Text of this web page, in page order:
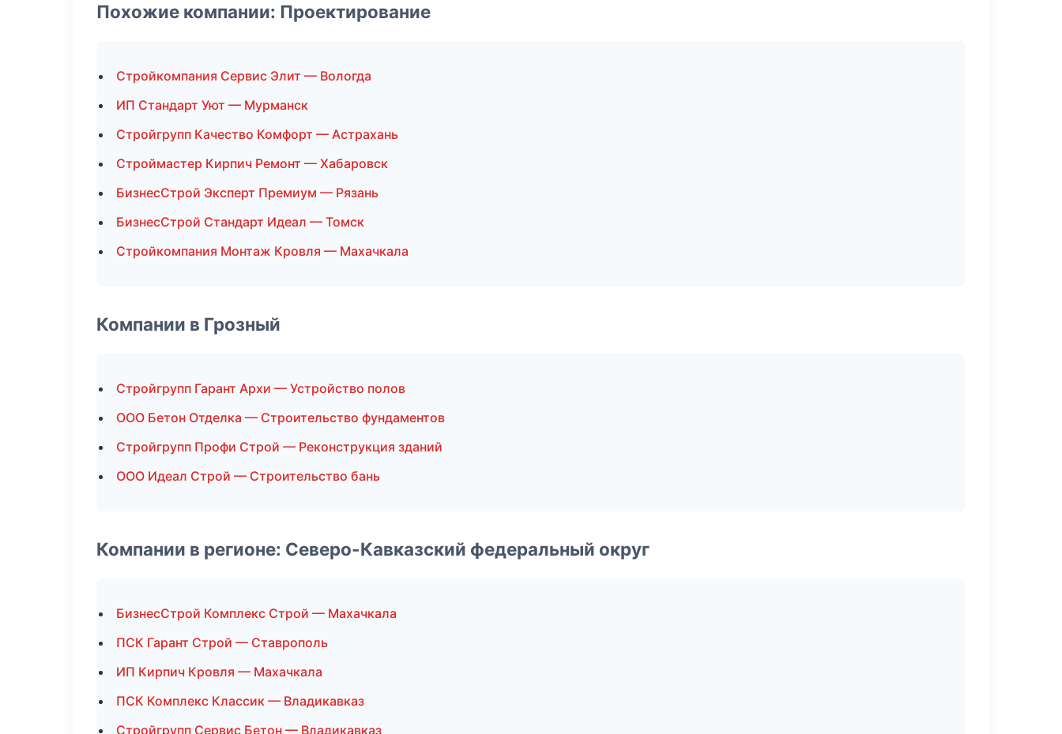
Похожие компании: Проектирование
Стройкомпания Сервис Элит — Вологда
ИП Стандарт Уют — Мурманск
Стройгрупп Качество Комфорт — Астрахань
Строймастер Кирпич Ремонт — Хабаровск
БизнесСтрой Эксперт Премиум — Рязань
БизнесСтрой Стандарт Идеал — Томск
Стройкомпания Монтаж Кровля — Махачкала
Компании в Грозный
Стройгрупп Гарант Архи — Устройство полов
ООО Бетон Отделка — Строительство фундаментов
Стройгрупп Профи Строй — Реконструкция зданий
ООО Идеал Строй — Строительство бань
Компании в регионе: Северо-Кавказский федеральный округ
БизнесСтрой Комплекс Строй — Махачкала
ПСК Гарант Строй — Ставрополь
ИП Кирпич Кровля — Махачкала
ПСК Комплекс Классик — Владикавказ
Стройгрупп Сервис Бетон — Владикавказ